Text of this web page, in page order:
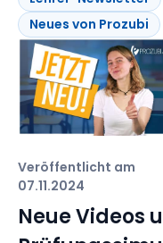
Neues von Prozubi
Veröffentlicht am
07.11.2024
Neue Videos